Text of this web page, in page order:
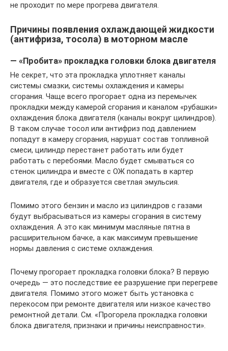
не проходит по мере прогрева двигателя.
Причины появления охлаждающей жидкости
(антифриза, тосола) в моторном масле
— «Пробита» прокладка головки блока двигателя
Не секрет, что эта прокладка уплотняет каналы
системы смазки, системы охлаждения и камеры
сгорания. Чаще всего прогорает одна из перемычек
прокладки между камерой сгорания и каналом «рубашки»
охлаждения блока двигателя (каналы вокруг цилиндров).
В таком случае тосол или антифриз под давлением
попадут в камеру сгорания, нарушат состав топливной
смеси, цилиндр перестанет работать или будет
работать с перебоями. Масло будет смываться со
стенок цилиндра и вместе с ОЖ попадать в картер
двигателя, где и образуется светлая эмульсия.
Помимо этого бензин и масло из цилиндров с газами
будут выбрасываться из камеры сгорания в систему
охлаждения. А это как минимум масляные пятна в
расширительном бачке, а как максимум превышение
нормы давления с системе охлаждения.
Почему прогорает прокладка головки блока? В первую
очередь — это последствие ее разрушение при перегреве
двигателя. Помимо этого может быть установка с
перекосом при ремонте двигателя или низкое качество
ремонтной детали. См. «Прогорела прокладка головки
блока двигателя, признаки и причины неисправности».